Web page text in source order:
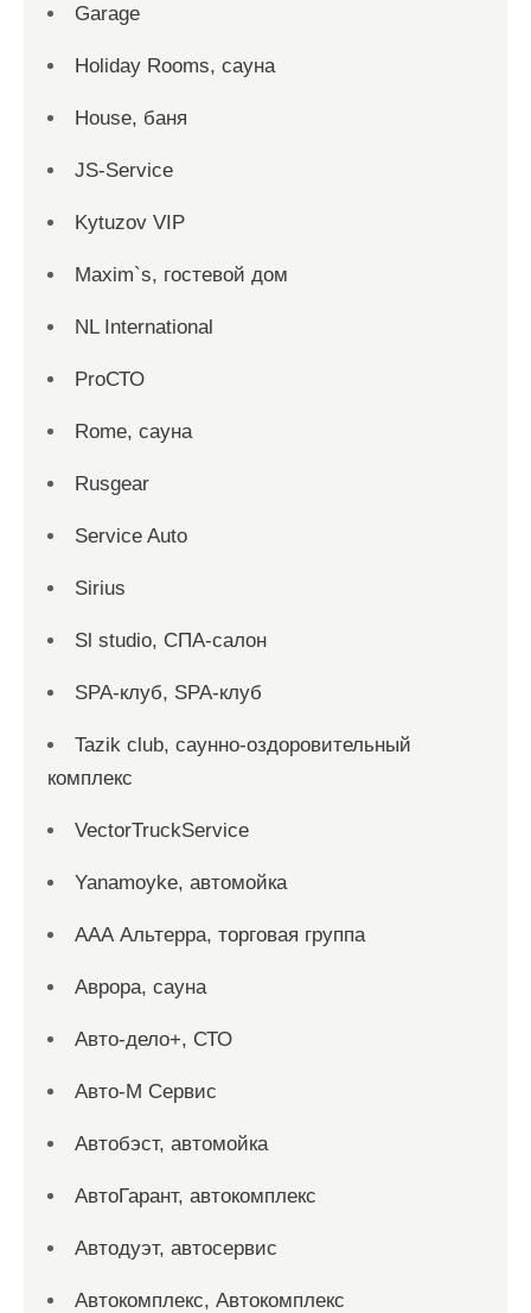
Garage
Holiday Rooms, сауна
House, баня
JS-Service
Kytuzov VIP
Maxim`s, гостевой дом
NL International
ProСТО
Rome, сауна
Rusgear
Service Auto
Sirius
Sl studio, СПА-салон
SPA-клуб, SPA-клуб
Tazik club, саунно-оздоровительный
комплекс
VectorTruckService
Yanamoyke, автомойка
ААА Альтерра, торговая группа
Аврора, сауна
Авто-дело+, СТО
Авто-М Сервис
Автобэст, автомойка
АвтоГарант, автокомплекс
Автодуэт, автосервис
Автокомплекс, Автокомплекс